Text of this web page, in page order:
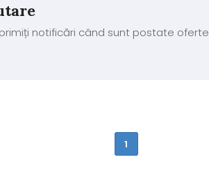
notificări când sunt postate oferte
1